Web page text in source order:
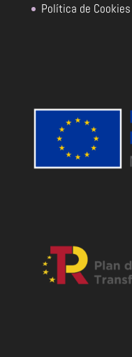
Política de Cookies